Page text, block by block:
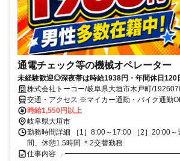
通電チェック等の機械オペレーター
未経験歓迎◎深夜帯は時給1938円・年間休日120
株式会社トーコー/岐阜県大垣市木戸町/
交通・アクセス ※マイカー通勤・バイク通勤
時給1,550円以上
岐阜県大垣市
勤務時間詳細 ［1］8:00～17:00 ［2］20:00
間、休憩1.5時間 ＊2交替勤務
仕事内容